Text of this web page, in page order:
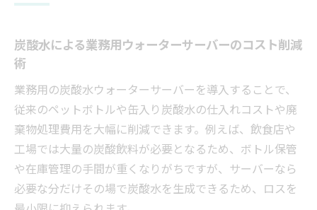
炭酸水による業務用ウォーターサーバーのコスト削減
術
業務用の炭酸水ウォーターサーバーを導入することで、
従来のペットボトルや缶入り炭酸水の仕入れコストや廃
棄物処理費用を大幅に削減できます。例えば、飲食店や
工場では大量の炭酸飲料が必要となるため、ボトル保管
や在庫管理の手間が重くなりがちですが、サーバーなら
必要な分だけその場で炭酸水を生成できるため、ロスを